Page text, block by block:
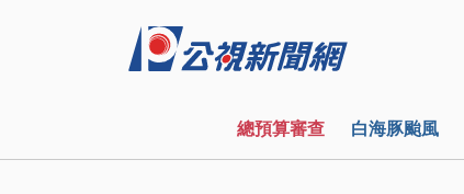
總預算審查 白海豚颱風